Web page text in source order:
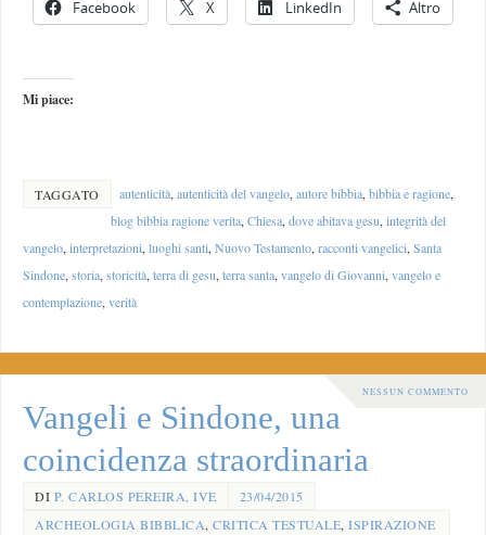
Facebook X LinkedIn Altro
Mi piace:
TAGGATO autenticità,autenticità del vangelo,autore bibbia,bibbia e ragione,
blog bibbia ragione verita,Chiesa,dove abitava gesu,integrità del
vangelo,interpretazioni,luoghi santi,Nuovo Testamento,racconti vangelici,Santa
Sindone,storia,storicità,terra di gesu,terra santa,vangelo di Giovanni,vangelo e
contemplazione,verità
NESSUN COMMENTO
Vangeli e Sindone, una
coincidenza straordinaria
DI P. CARLOS PEREIRA, IVE
23/04/2015
ARCHEOLOGIA BIBBLICA,CRITICA TESTUALE,ISPIRAZIONE